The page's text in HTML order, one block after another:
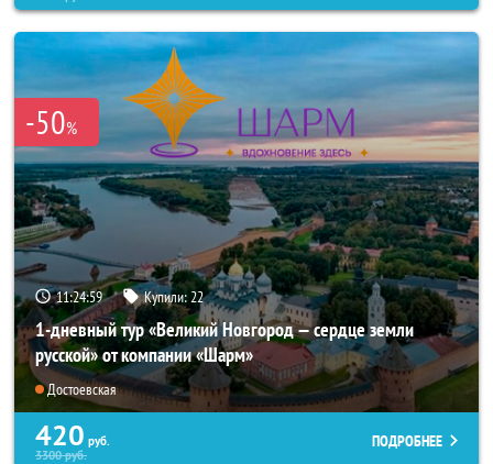
-50%
11:24:56 Купили: 22
1-дневный тур «Великий Новгород — сердце земли
русской» от компании «Шарм»
Достоевская
420 руб.
3300руб.
ПОДРОБНЕЕ